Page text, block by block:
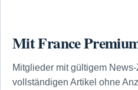
Mit France
Mitglieder mit gültigem
vollständigen Artikel ohne